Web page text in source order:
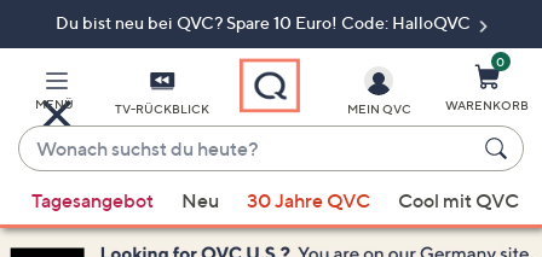
Du bist neu bei QVC? Spare 10 Euro! Code: HalloQVC
MENÜ TV-RÜCKBLICK
Wonach
suchst
du
heute?
Vorschläge
verfügbar
MEIN QVC
0
WARENKORB
Tagesangebot Neu 30 Jahre QVC Cool mit QVC